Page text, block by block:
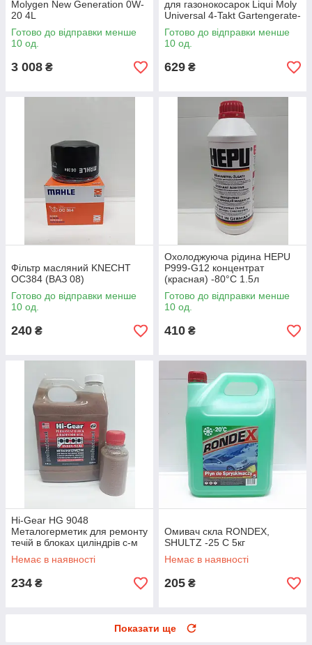
Molygen New Generation 0W-
20 4L
Готово до відправки менше
10 од.
3 008 ₴
для газонокосарок Liqui Moly
Universal 4-Takt Gartengerate-
Oil 10W-30 1l 1273
Готово до відправки менше
10 од.
629 ₴
Фільтр масляний KNECHT
OC384 (ВАЗ 08)
Готово до відправки менше
10 од.
240 ₴
Охолоджуюча рідина HEPU
P999-G12 концентрат
(красная) -80°C 1.5л
Готово до відправки менше
10 од.
410 ₴
Hi-Gear HG 9048
Металогерметик для ремонту
течій в блоках циліндрів с-м
охолодж. (до 10л) 100мл
(наливом із HG9072)
Немає в наявності
234 ₴
Омивач скла RONDEX,
SHULTZ -25 С 5кг
Немає в наявності
205 ₴
Показати ще